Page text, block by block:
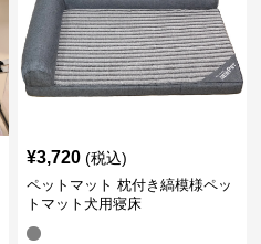
¥3,720 (税込)
ペットマット 枕付き縞模様ペッ
トマット犬用寝床